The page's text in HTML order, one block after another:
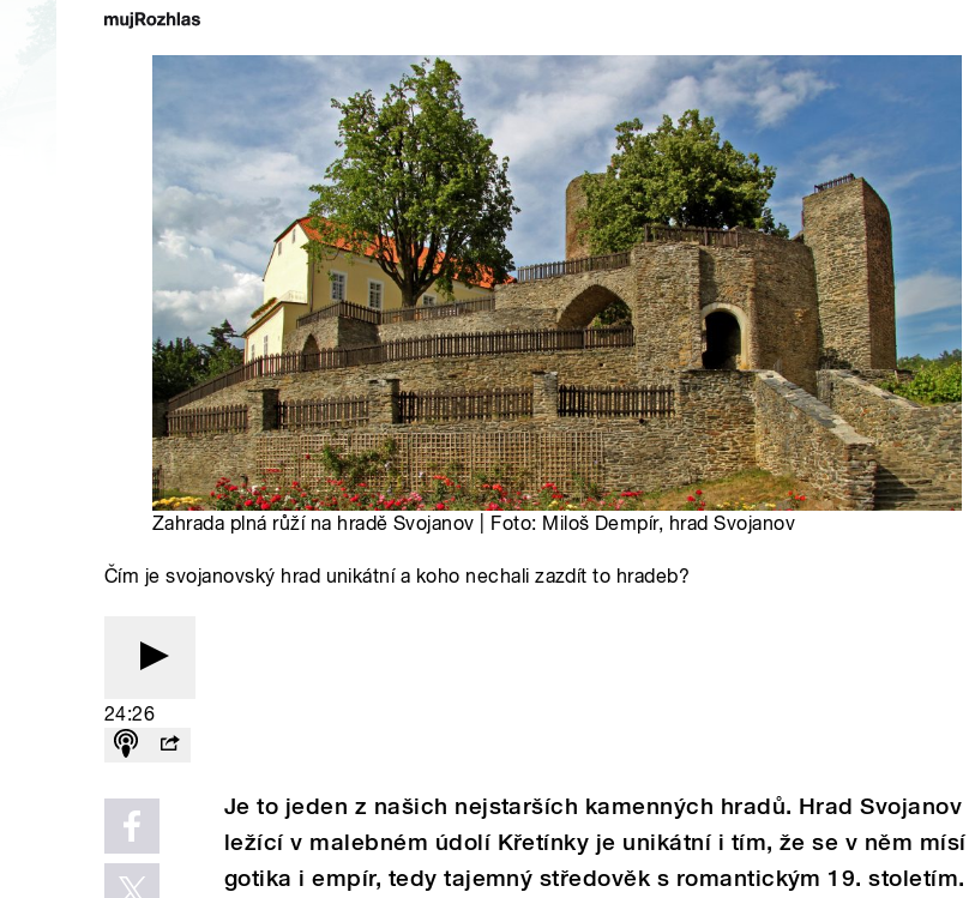
Zahrada plná růží na hradě Svojanov | Foto: Miloš Dempír, hrad Svojanov
Čím je svojanovský hrad unikátní a koho nechali zazdít to hradeb?
24:26
Je to jeden z našich nejstarších kamenných hradů. Hrad Svojanov
ležící v malebném údolí Křetínky je unikátní i tím, že se v něm mísí
gotika i empír, tedy tajemný středověk s romantickým 19. stoletím.